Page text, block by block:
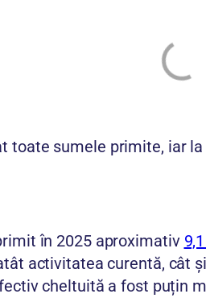
toate sumele primite, iar
în 2025 aproximativ
activitatea curentă, cât
cheltuită a fost puțin